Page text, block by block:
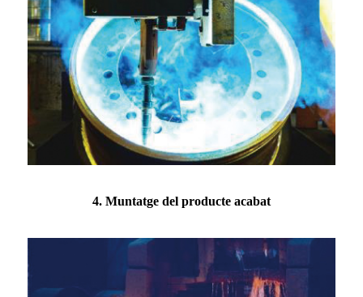
4. Muntatge del producte acabat